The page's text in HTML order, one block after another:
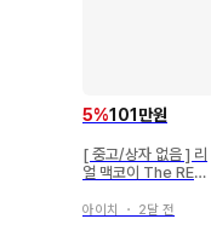
5%101만원
[ 중고/상자 없음 ] 리
얼 맥코이 The REAL
아이치 ・ 2달 전